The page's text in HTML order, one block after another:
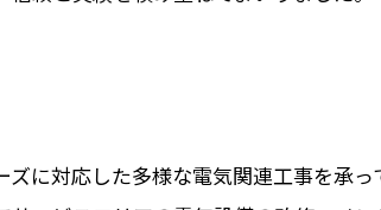
に対応した多様な電気関連工事を承っ